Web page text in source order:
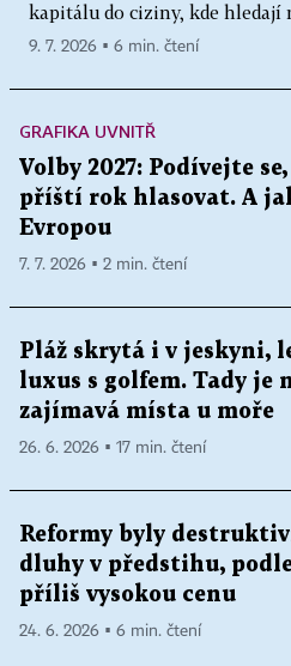
kapitálu do ciziny, kde hledají
9. 7. 2026 ▪ 6 min. čtení
GRAFIKA UVNITŘ
Volby 2027: Podívejte
příští rok hlasovat. A
Evropou
7. 7. 2026 ▪ 2 min. čtení
Pláž skrytá i v jeskyni,
luxus s golfem. Tady je
zajímavá místa u moře
26. 6. 2026 ▪ 17 min. čtení
Reformy byly
dluhy v předstihu,
příliš vysokou cenu
24. 6. 2026 ▪ 6 min. čtení